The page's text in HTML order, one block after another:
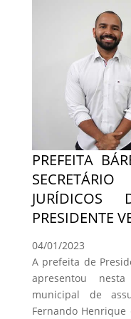
PREFEITA
JURÍDICOS
PRESIDENTE
04/01/2023
A prefeita de
apresentou
municipal de
Fernando Henrique